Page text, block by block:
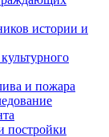
истории и
и пожара
постройки